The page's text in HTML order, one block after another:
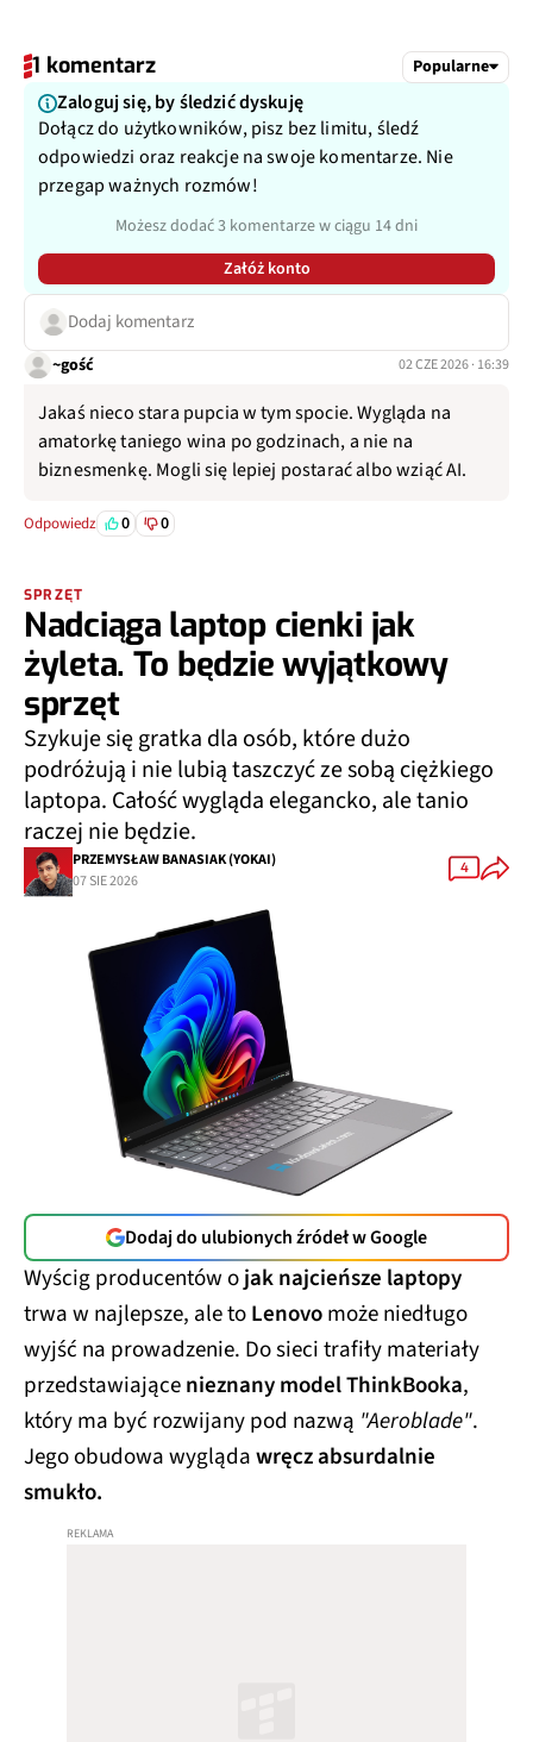
1 komentarz Popularne
Zaloguj się, by śledzić dyskuję
Dołącz do użytkowników, pisz bez limitu, śledź
odpowiedzi oraz reakcje na swoje komentarze. Nie
przegap ważnych rozmów!
Możesz dodać 3 komentarze w ciągu 14 dni
Załóż konto
Dodaj komentarz
~gość 02 CZE 2026 · 16:39
Jakaś nieco stara pupcia w tym spocie. Wygląda na
amatorkę taniego wina po godzinach, a nie na
biznesmenkę. Mogli się lepiej postarać albo wziąć AI.
Odpowiedz 0 0
SPRZĘT
Nadciąga laptop cienki jak
żyleta. To będzie wyjątkowy
sprzęt
Szykuje się gratka dla osób, które dużo
podróżują i nie lubią taszczyć ze sobą ciężkiego
laptopa. Całość wygląda elegancko, ale tanio
raczej nie będzie.
PRZEMYSŁAW BANASIAK (YOKAI)
07 SIE 2026
4
Dodaj do ulubionych źródeł w Google
Wyścig producentów ojak najcieńsze laptopy
trwa w najlepsze, ale toLenovomoże niedługo
wyjść na prowadzenie. Do sieci trafiły materiały
przedstawiającenieznany model ThinkBooka,
który ma być rozwijany pod nazwą "Aeroblade".
Jego obudowa wyglądawręcz absurdalnie
smukło.